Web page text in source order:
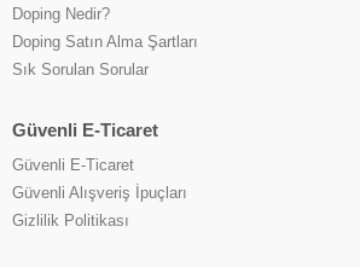
Doping Nedir?
Doping Satın Alma Şartları
Sık Sorulan Sorular
Güvenli E-Ticaret
Güvenli E-Ticaret
Güvenli Alışveriş İpuçları
Gizlilik Politikası